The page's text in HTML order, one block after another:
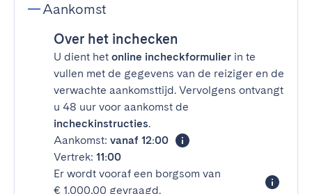
Aankomst
Over het inchecken
U dient het online incheckformulier in te
vullen met de gegevens van de reiziger en de
verwachte aankomsttijd. Vervolgens ontvangt
u 48 uur voor aankomst de
incheckinstructies.
Aankomst: vanaf 12:00
Vertrek: 11:00
Er wordt vooraf een borgsom van
€ 1.000,00 gevraagd.